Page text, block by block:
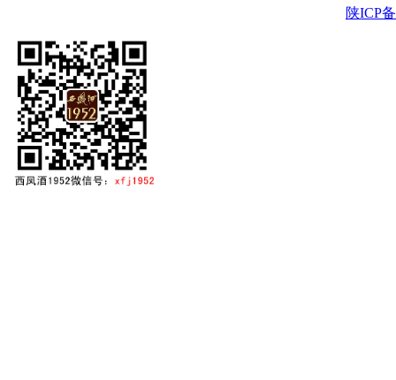
陕ICP